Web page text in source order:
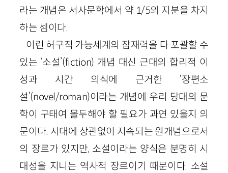
라는 개념은 서사문학에서 약 1/5의 지분을 차지
하는 셈이다.
이런 허구적 가능세계의 잠재력을 다 포괄할 수
있는 ‘소설’(fiction) 개념 대신 근대의 합리적 이
성과 시간 의식에 근거한 ‘장편소
설’(novel /roman)이라는 개념에 우리 당대의 문
학이 구태여 몰두해야 할 필요가 과연 있을지 의
문이다. 시대에 상관없이 지속되는 원개념으로서
의 장르가 있지만, 소설이라는 양식은 분명히 시
대성을 지니는 역사적 장르이기 때문이다. 소설